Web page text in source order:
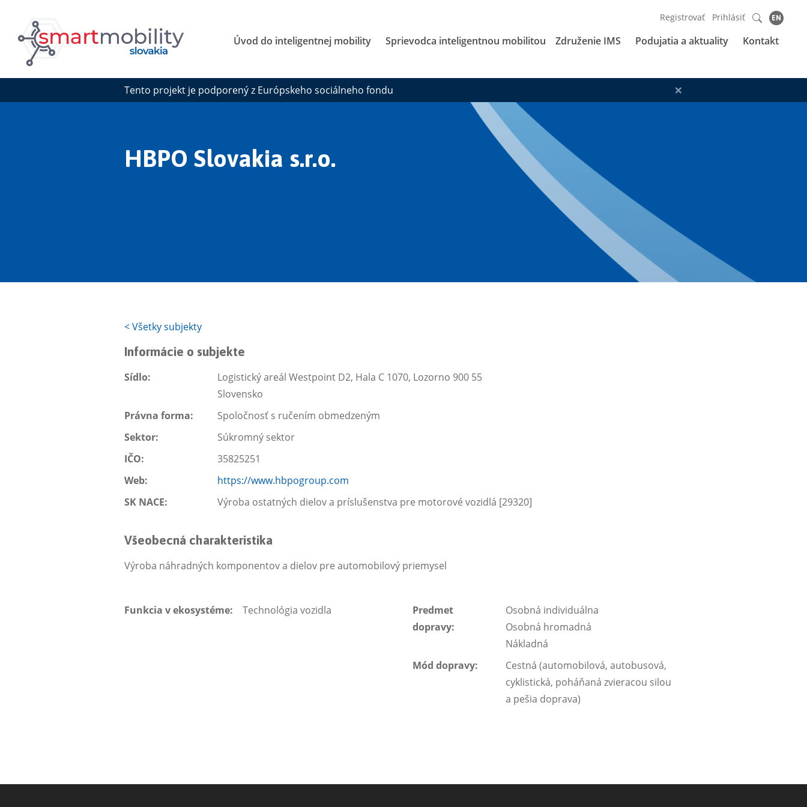
Úvod do inteligentnej mobility Sprievodca inteligentnou mobilitou Združenie IMS Podujatia a aktuality Kontakt
Registrovať Prihlásiť EN
Tento projekt je podporený z Európskeho sociálneho fondu ×
HBPO Slovakia s.r.o.
<Všetky subjekty
Informácie o subjekte
Sídlo:
Logistický areál Westpoint D2, Hala C 1070, Lozorno 900 55
Slovensko
Právna forma:
Spoločnosť s ručením obmedzeným
Sektor:
Súkromný sektor
IČO:
35825251
Web:
https://www.hbpogroup.com
SK NACE:
Výroba ostatných dielov a príslušenstva pre motorové vozidlá [29320]
Všeobecná charakteristika
Výroba náhradných komponentov a dielov pre automobilový priemysel
Funkcia v ekosystéme: Technológia vozidla
Predmet
dopravy:
Osobná individuálna
Osobná hromadná
Nákladná
Mód dopravy:
Cestná (automobilová, autobusová,
cyklistická, poháňaná zvieracou silou
a pešia doprava)